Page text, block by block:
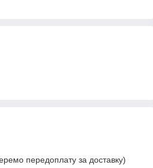
передоплату за доставку)